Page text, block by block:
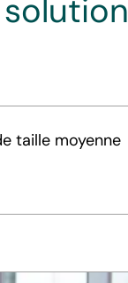
taille moyenne